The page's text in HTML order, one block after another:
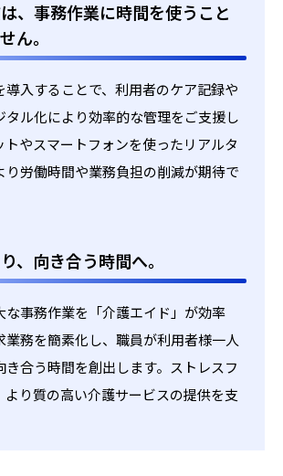
、事務作業に時間を使うこと
ん。
導入することで、利用者のケア記録や
タル化により効率的な管理をご支援し
トやスマートフォンを使ったリアルタ
り労働時間や業務負担の削減が期待で
、向き合う時間へ。
な事務作業を「介護エイド」が効率
業務を簡素化し、職員が利用者様一人
き合う時間を創出します。ストレスフ
より質の高い介護サービスの提供を支